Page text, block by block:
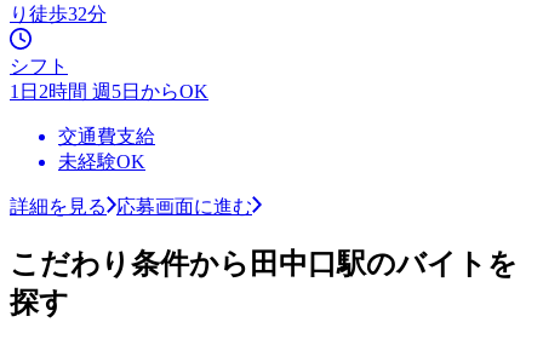
り徒歩32分
シフト
1日2時間 週5日からOK
交通費支給
未経験OK
詳細を見る 応募画面に進む
こだわり条件から田中口駅のバイトを
探す